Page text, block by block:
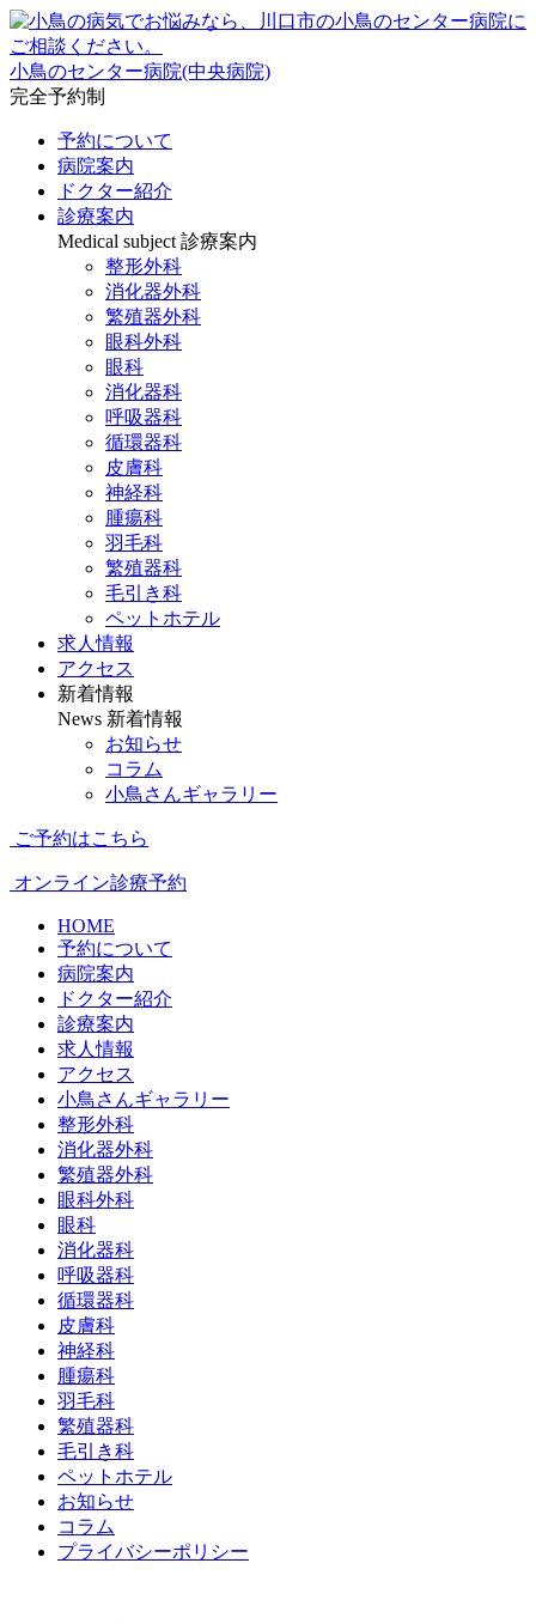
小鳥のセンター病院(中央病院)
完全予約制
予約について
病院案内
ドクター紹介
診療案内
Medical subject 診療案内
整形外科
消化器外科
繁殖器外科
眼科外科
眼科
消化器科
呼吸器科
循環器科
皮膚科
神経科
腫瘍科
羽毛科
繁殖器科
毛引き科
ペットホテル
求人情報
アクセス
新着情報
News 新着情報
お知らせ
コラム
小鳥さんギャラリー
ご予約はこちら
オンライン診療予約
HOME
予約について
病院案内
ドクター紹介
診療案内
求人情報
アクセス
小鳥さんギャラリー
整形外科
消化器外科
繁殖器外科
眼科外科
眼科
消化器科
呼吸器科
循環器科
皮膚科
神経科
腫瘍科
羽毛科
繁殖器科
毛引き科
ペットホテル
お知らせ
コラム
プライバシーポリシー